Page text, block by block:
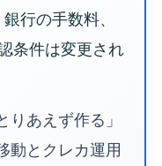
行の手数料、
条件は変更され
りあえず作る」
動とクレカ運用